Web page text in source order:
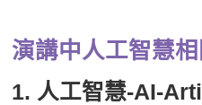
演講中人工智慧
1. 人工智慧-AI-